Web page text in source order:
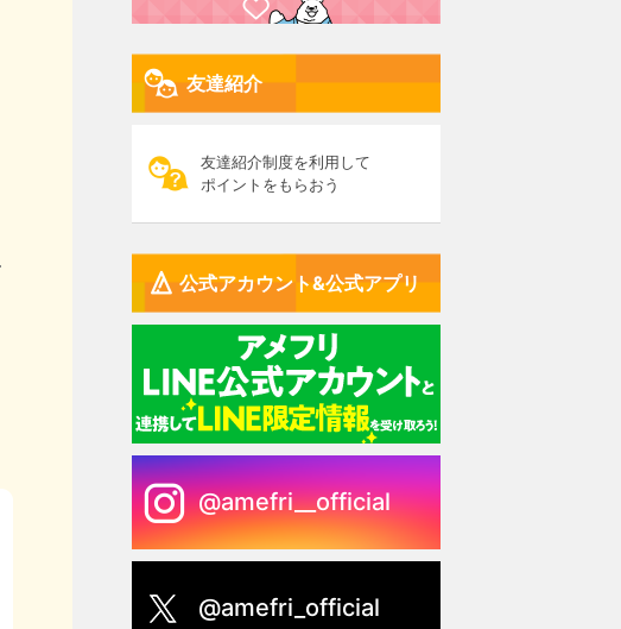
友達紹介
友達紹介制度を利用して
ポイントをもらおう
公式アカウント&公式アプリ
@amefri__official
@amefri_official